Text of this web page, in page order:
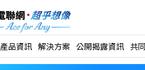
產品資訊 解決方案 公開揭露資訊 共